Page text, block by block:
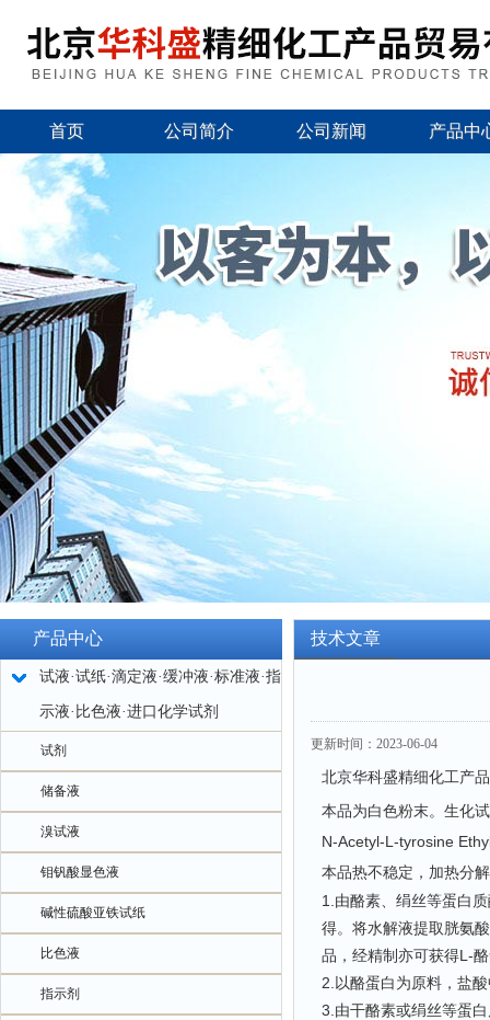
首页 公司简介 公司新闻 产品中
产品中心
试液·试纸·滴定液·缓冲液·标准液·指
示液·比色液·进口化学试剂
试剂
储备液
溴试液
钼钒酸显色液
碱性硫酸亚铁试纸
比色液
指示剂
技术文章
更新时间：2023-06-04
北京华科盛精细化工产
本品为白色粉末。生化
N-Acetyl-L-tyrosine
本品热不稳定，加热分
1.由酪素、绢丝等蛋白
得。将水解液提取胱氨
品，经精制亦可获得L-
2.以酪蛋白为原料，盐
3.由干酪素或绢丝等蛋